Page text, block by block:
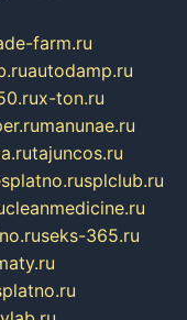
farm.ru
autodamp.ru
x-ton.ru
manunae.ru
tajuncos.ru
splclub.ru
cleanmedicine.ru
seks-365.ru